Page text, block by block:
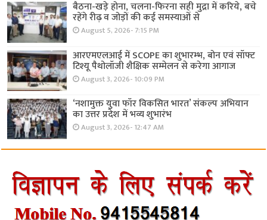
बैठना-खड़े होना, चलना-फिरना सही मुद्रा में करिये, बचे
रहेंगे रीढ़ व जोड़ों की कई समस्याओं से
August 5, 2026- 7:15 PM
आरएमएलआई में SCOPE का शुभारम्भ, बोन एवं सॉफ्ट
टिश्यू पैथोलॉजी शैक्षिक सम्मेलन से करेगा आगाज
August 3, 2026- 10:09 PM
‘नशामुक्त युवा फॉर विकसित भारत’ संकल्प अभियान
का उत्तर प्रदेश में भव्य शुभारंभ
August 3, 2026- 12:47 AM